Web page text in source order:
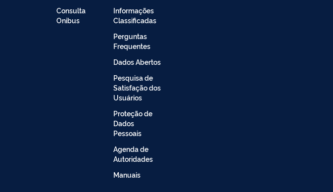
Consulta
Onibus
Informações
Classificadas
Perguntas
Frequentes
Dados Abertos
Pesquisa de
Satisfação dos
Usuários
Proteção de
Dados
Pessoais
Agenda de
Autoridades
Manuais